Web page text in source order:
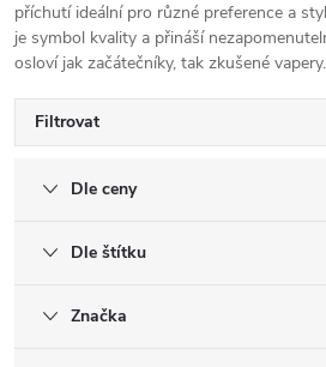
příchutí ideální pro různé preference a
je symbol kvality a přináší
osloví jak začátečníky, tak zkušené vapery.
Filtrovat
Dle ceny
Dle štítku
Značka